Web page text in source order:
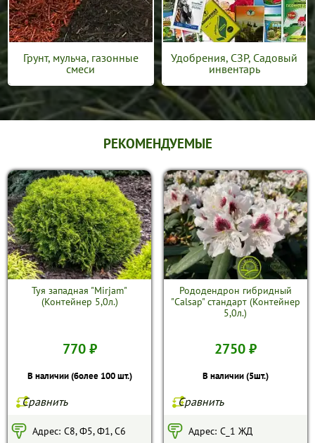
Грунт, мульча, газонные
смеси
Удобрения, СЗР, Садовый
инвентарь
РЕКОМЕНДУЕМЫЕ
Туя западная "Mirjam"
(Контейнер 5,0л.)
770 ₽
В наличии (более 100 шт.)
Сравнить
Адрес: С8, Ф5, Ф1, С6
Рододендрон гибридный
"Calsap" стандарт (Контейнер
5,0л.)
2750 ₽
В наличии (5шт.)
Сравнить
Адрес: С_1 ЖД